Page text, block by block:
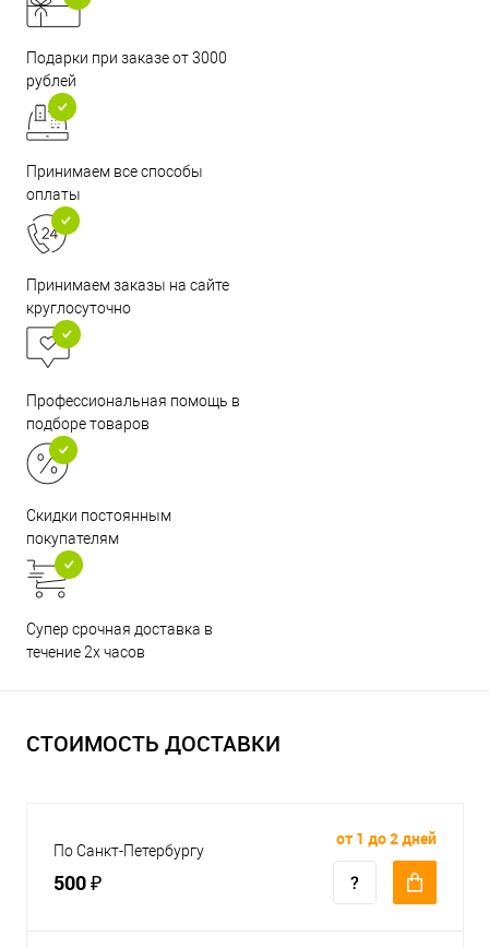
Подарки при заказе от 3000
рублей
Принимаем все способы
оплаты
Принимаем заказы на сайте
круглосуточно
Профессиональная помощь в
подборе товаров
Скидки постоянным
покупателям
Супер срочная доставка в
течение 2х часов
СТОИМОСТЬ ДОСТАВКИ
По Санкт-Петербургу
500 ₽
от 1 до 2 дней